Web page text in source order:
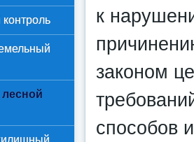
к
законом
способов